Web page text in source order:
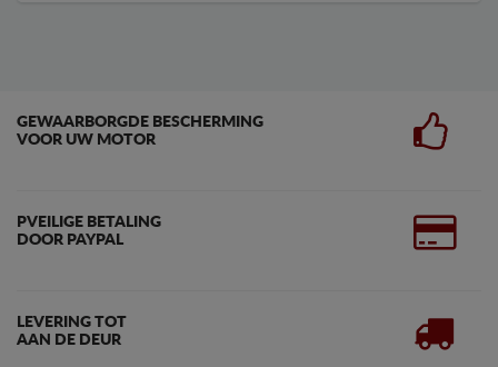
GEWAARBORGDE BESCHERMING
VOOR UW MOTOR
PVEILIGE BETALING
DOOR PAYPAL
LEVERING TOT
AAN DE DEUR